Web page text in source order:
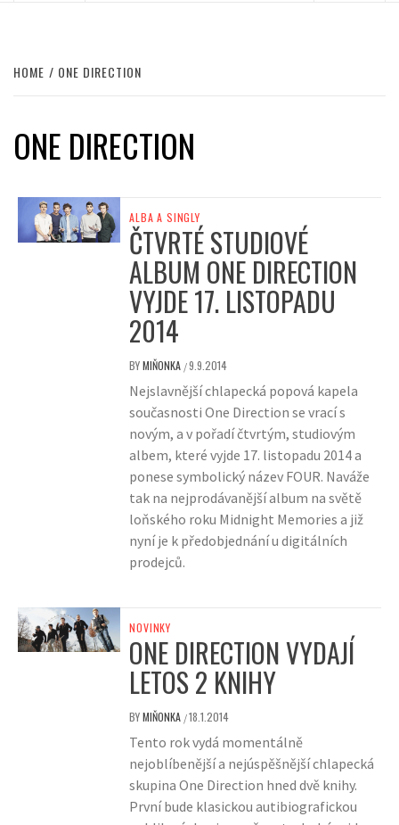
HOME ONE DIRECTION
ONE DIRECTION
ALBA A SINGLY
ČTVRTÉ STUDIOVÉ
ALBUM ONE DIRECTION
VYJDE 17. LISTOPADU
2014
BYMIŇONKA /9.9.2014
Nejslavnější chlapecká popová kapela
současnosti One Direction se vrací s
novým, a v pořadí čtvrtým, studiovým
albem, které vyjde 17. listopadu 2014 a
ponese symbolický název FOUR. Naváže
tak na nejprodávanější album na světě
loňského roku Midnight Memories a již
nyní je k předobjednání u digitálních
prodejců.
NOVINKY
ONE DIRECTION VYDAJÍ
LETOS 2 KNIHY
BYMIŇONKA /18.1.2014
Tento rok vydá momentálně
nejoblíbenější a nejúspěšnější chlapecká
skupina One Direction hned dvě knihy.
První bude klasickou autibiografickou